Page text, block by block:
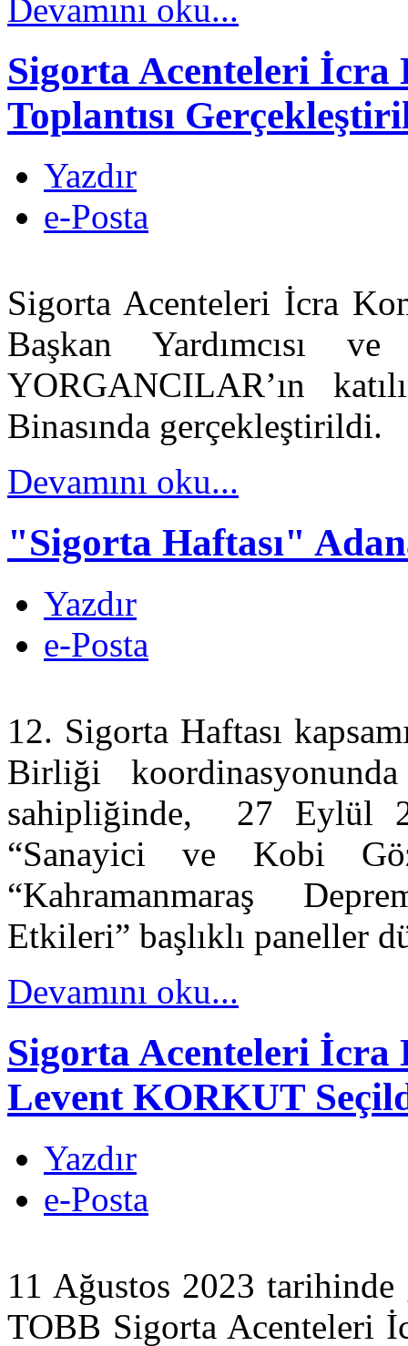
Devamını oku...
Sigorta Acenteleri İcra
Toplantısı
Yazdır
e-Posta
Sigorta Acenteleri İcra
Başkan Yardımcısı
YORGANCILAR’ın
Binasında gerçekleştirildi.
Devamını oku...
"Sigorta Haftası"
Yazdır
e-Posta
12. Sigorta Haftası
Birliği
sahipliğinde, 27 Eylül
“Sanayici ve Kobi
“Kahramanmaraş
Etkileri” başlıklı paneller
Devamını oku...
Sigorta Acenteleri İcra
Levent KORKUT
Yazdır
e-Posta
11 Ağustos 2023
TOBB Sigorta Acenteleri